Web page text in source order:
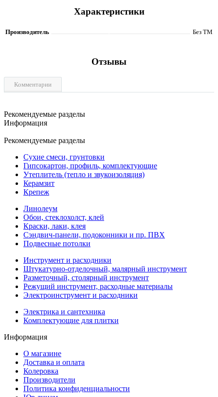
Характеристики
Производитель Без ТМ
Отзывы
Комментарии
Рекомендуемые разделы
Информация
Рекомендуемые разделы
Сухие смеси, грунтовки
Гипсокартон, профиль, комплектующие
Утеплитель (тепло и звукоизоляция)
Керамзит
Крепеж
Линолеум
Обои, стеклохолст, клей
Краски, лаки, клея
Сэндвич-панели, подоконники и пр. ПВХ
Подвесные потолки
Инструмент и расходники
Штукатурно-отделочный, малярный инструмент
Разметочный, столярный инструмент
Режущий инструмент, расходные материалы
Электроинструмент и расходники
Электрика и сантехника
Комплектующие для плитки
Информация
О магазине
Доставка и оплата
Колеровка
Производители
Политика конфиденциальности